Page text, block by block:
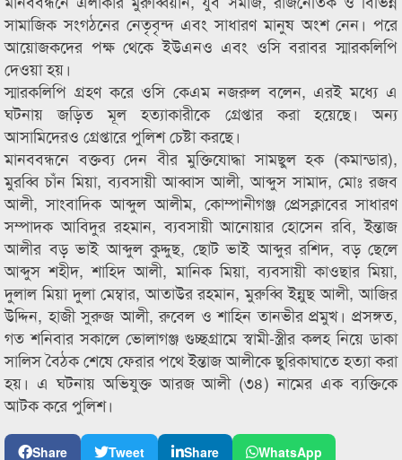
সামাজিক সংগঠনের নেতৃবৃন্দ এবং সাধারণ মানুষ অংশ নেন। পরে
আয়োজকদের পক্ষ থেকে ইউএনও এবং ওসি বরাবর স্মারকলিপি
দেওয়া হয়।
স্মারকলিপি গ্রহণ করে ওসি কেএম নজরুল বলেন, এরই মধ্যে এ
ঘটনায় জড়িত মূল হত্যাকারীকে গ্রেপ্তার করা হয়েছে। অন্য
আসামিদেরও গ্রেপ্তারে পুলিশ চেষ্টা করছে।
মানববন্ধনে বক্তব্য দেন বীর মুক্তিযোদ্ধা সামছুল হক (কমান্ডার),
মুরব্বি চাঁন মিয়া, ব্যবসায়ী আব্বাস আলী, আব্দুস সামাদ, মোঃ রজব
আলী, সাংবাদিক আব্দুল আলীম, কোম্পানীগঞ্জ প্রেসক্লাবের সাধারণ
সম্পাদক আবিদুর রহমান, ব্যবসায়ী আনোয়ার হোসেন রবি, ইন্তাজ
আলীর বড় ভাই আব্দুল কুদ্দুছ, ছোট ভাই আব্দুর রশিদ, বড় ছেলে
আব্দুস শহীদ, শাহিদ আলী, মানিক মিয়া, ব্যবসায়ী কাওছার মিয়া,
দুলাল মিয়া দুলা মেম্বার, আতাউর রহমান, মুরুব্বি ইন্নুছ আলী, আজির
উদ্দিন, হাজী সুরুজ আলী, রুবেল ও শাহিন তানভীর প্রমুখ। প্রসঙ্গত,
গত শনিবার সকালে ভোলাগঞ্জ গুচ্ছগ্রামে স্বামী-স্ত্রীর কলহ নিয়ে ডাকা
সালিস বৈঠক শেষে ফেরার পথে ইন্তাজ আলীকে ছুরিকাঘাতে হত্যা করা
হয়। এ ঘটনায় অভিযুক্ত আরজ আলী (৩৪) নামের এক ব্যক্তিকে
আটক করে পুলিশ।
Share Tweet Share
WhatsApp